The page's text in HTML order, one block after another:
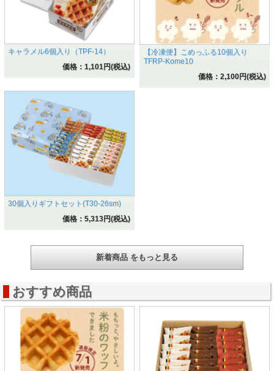
キャラメル6個入り（TPF-14）
価格：1,101円(税込)
【冷凍便】こめっふる10個入り
TFRP-Kome10
価格：2,100円(税込)
30個入りギフトセット(T30-26sm)
価格：5,313円(税込)
新着商品 をもっと見る
おすすめ商品